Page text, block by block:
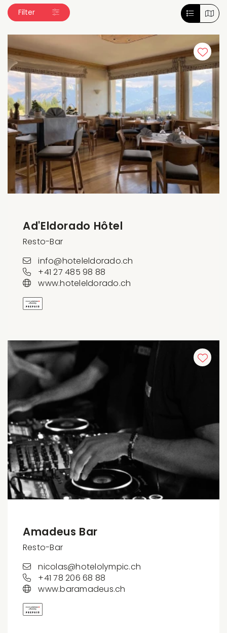
Filter
Ad'Eldorado Hôtel
Resto-Bar
info@hoteleldorado.ch
+41 27 485 98 88
www.hoteleldorado.ch
Amadeus Bar
Resto-Bar
nicolas@hotelolympic.ch
+41 78 206 68 88
www.baramadeus.ch